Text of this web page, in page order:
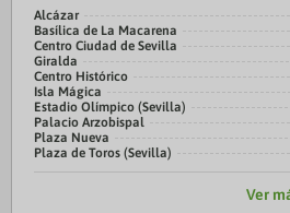
Alcázar
Basílica de La Macarena
Centro Ciudad de Sevilla
Giralda
Centro Histórico
Isla Mágica
Estadio Olímpico (Sevilla)
Palacio Arzobispal
Plaza Nueva
Plaza de Toros (Sevilla)
Ver